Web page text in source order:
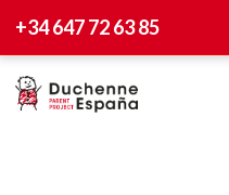
+34 647 72 63 85